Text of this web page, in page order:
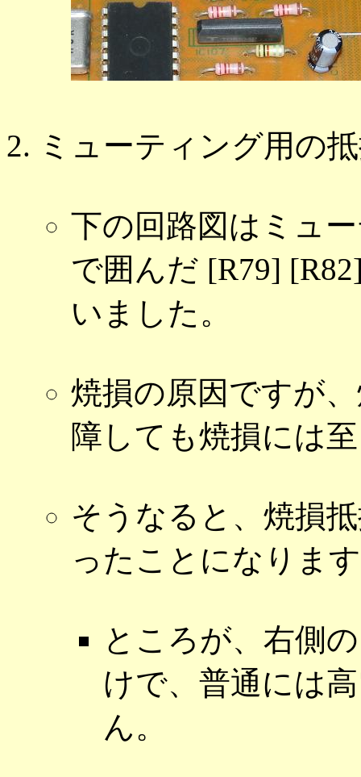
ミューティング用の
下の回路図はミュ
で囲んだ [R79]
いました。
焼損の原因ですが
障しても焼損には
そうなると、焼損
ったことになりま
ところが、右側
けで、普通には
ん。